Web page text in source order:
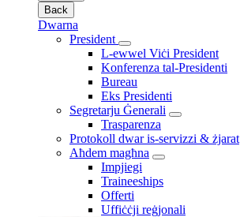
Back
Dwarna
President
L-ewwel Viċi President
Konferenza tal-Presidenti
Bureau
Eks Presidenti
Segretarju Ġenerali
Trasparenza
Protokoll dwar is-servizzi & żjarat
Aħdem magħna
Impjiegi
Traineeships
Offerti
Uffiċċji reġjonali